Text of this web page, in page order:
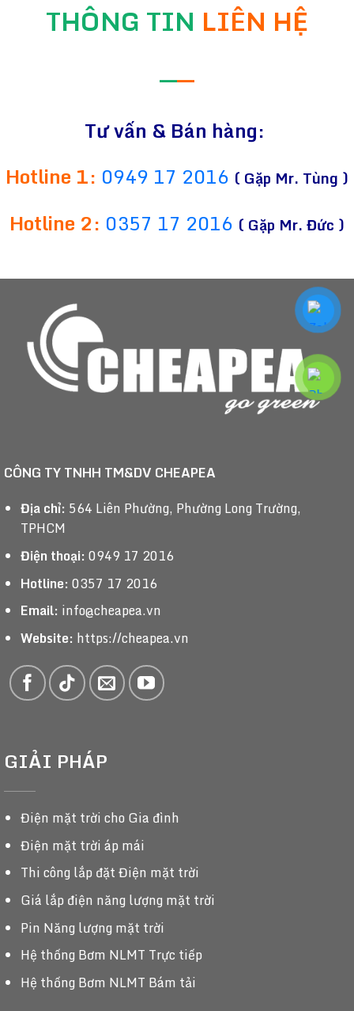
THÔNG TIN LIÊN HỆ
——
Tư vấn & Bán hàng:
Hotline 1: 0949 17 2016 ( Gặp Mr. Tùng )
Hotline 2: 0357 17 2016 ( Gặp Mr. Đức )
CÔNG TY TNHH TM&DV CHEAPEA
Địa chỉ: 564 Liên Phường, Phường Long Trường,
TPHCM
Điện thoại: 0949 17 2016
Hotline: 0357 17 2016
Email: info@cheapea.vn
Website: https://cheapea.vn
GIẢI PHÁP
Điện mặt trời cho Gia đình
Điện mặt trời áp mái
Thi công lắp đặt Điện mặt trời
Giá lắp điện năng lượng mặt trời
Pin Năng lượng mặt trời
Hệ thống Bơm NLMT Trực tiếp
Hệ thống Bơm NLMT Bám tải